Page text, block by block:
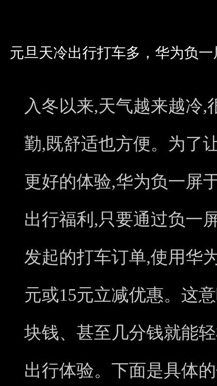
元旦天冷出行打车多，华为负
入冬以来,天气越来越冷,
勤,既舒适也方便。为了
更好的体验,华为负一屏
出行福利,只要通过负一
发起的打车订单,使用华
元或15元立减优惠。这
块钱、甚至几分钱就能
出行体验。下面是具体